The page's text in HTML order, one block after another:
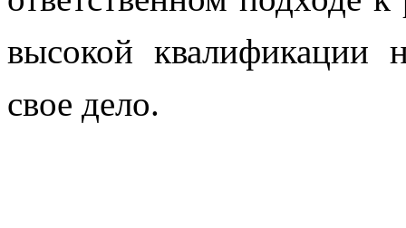
высокой квалификации
свое дело.